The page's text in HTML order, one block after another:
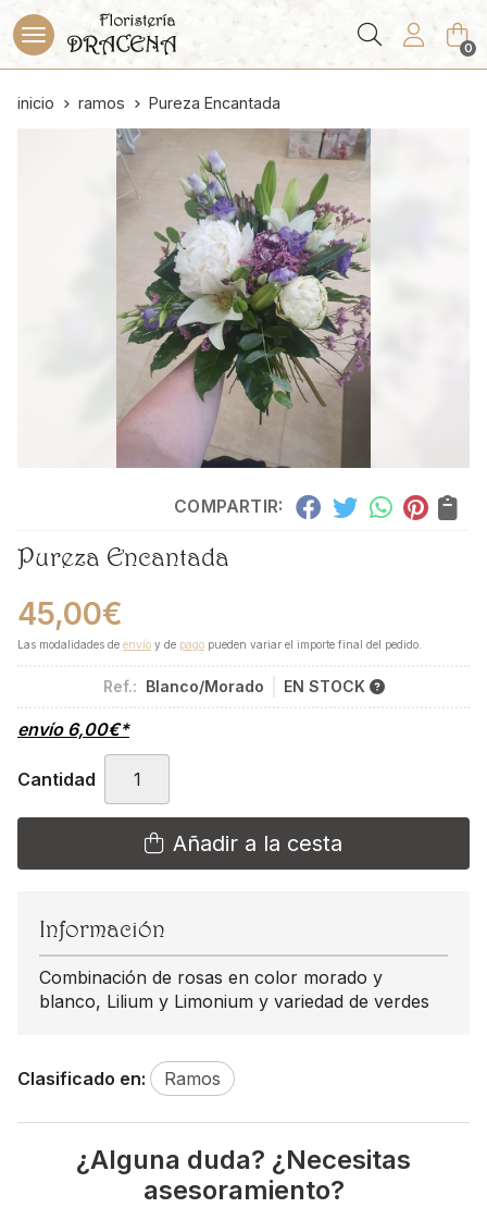
Buscar 0
inicio ramos Pureza Encantada
COMPARTIR:
Pureza Encantada
45,00€
Las modalidades de envío y de pago pueden variar el importe final del pedido.
Ref.: Blanco/Morado EN STOCK
envío 6,00€*
Cantidad
Añadir a la cesta
Información
Combinación de rosas en color morado y
blanco, Lilium y Limonium y variedad de verdes
Clasificado en: Ramos
¿Alguna duda? ¿Necesitas
asesoramiento?